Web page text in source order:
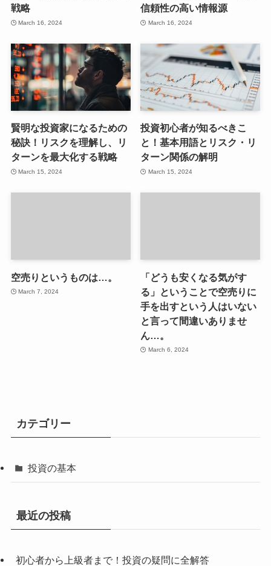
戦略
March 16, 2024
信頼性の高い情報源
March 16, 2024
賢明な投資家になるための
秘訣！リスクを理解し、リ
ターンを最大化する戦略
March 15, 2024
投資初心者が知るべきこ
と！基本用語とリスク・リ
ターン関係の解明
March 15, 2024
空売りというものは…。
March 7, 2024
「どうも安くなる気がす
る」ということで空売りに
手を出すという人はいない
と言って間違いありませ
ん…。
March 6, 2024
カテゴリー
投資の基本
最近の投稿
初心者から上級者まで！投資の疑問に全解答